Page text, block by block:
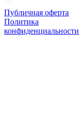
Публичная оферта
Политика
конфиденциальности